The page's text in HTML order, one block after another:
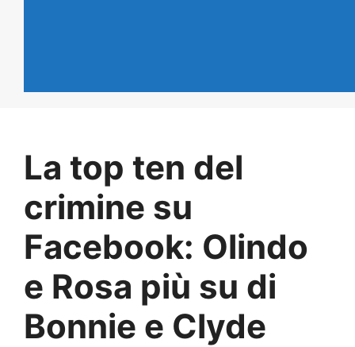
La top ten del
crimine su
Facebook: Olindo
e Rosa più su di
Bonnie e Clyde